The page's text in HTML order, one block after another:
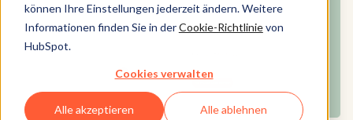
können Ihre Einstellungen jederzeit ändern. Weitere
Informationen finden Sie in derCookie-Richtlinievon
HubSpot.
Cookies verwalten
Alle akzeptieren Alle ablehnen